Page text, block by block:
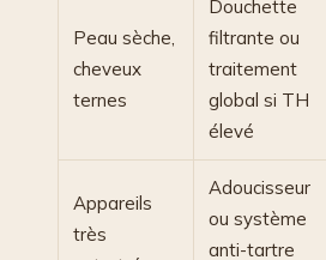
Peau sèche,
cheveux
ternes
Douchette
filtrante ou
traitement
global si TH
élevé
Appareils
très
Adoucisseur
ou système
anti-tartre